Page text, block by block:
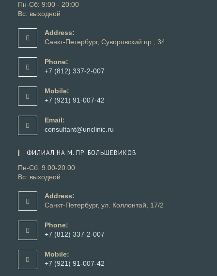
Пн-Сб: 9:00 - 20:00
Вс: выходной
Address:
Санкт-Петербург, Суворовский пр., 34
Phone:
+7 (812) 337-2-007
в
вашем
Mobile:
+7 (921) 91-007-42
в
вашем
Email:
consultant@unclinic.ru
приложении
ФИЛИАЛ НА М. ПР. БОЛЬШЕВИКОВ
Пн-Сб: 9:00-20:00
Вс: выходной
Address:
Санкт-Петербург, ул. Коллонтай, 17/2
Phone:
+7 (812) 337-2-007
в
вашем
Mobile:
+7 (921) 91-007-42